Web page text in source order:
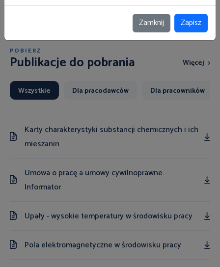
POBIERZ
Publikacje do pobrania Więcej
Wszystkie Dla pracodawców Dla pracowników
Karty charakterystyki substancji chemicznych i ich
mieszanin
Umowa o pracę a umowy cywilnoprawne.
Informator
Upały - wysokie temperatury w środowisku pracy
Pola elektromagnetyczne w środowisku pracy
Zamknij Zapisz